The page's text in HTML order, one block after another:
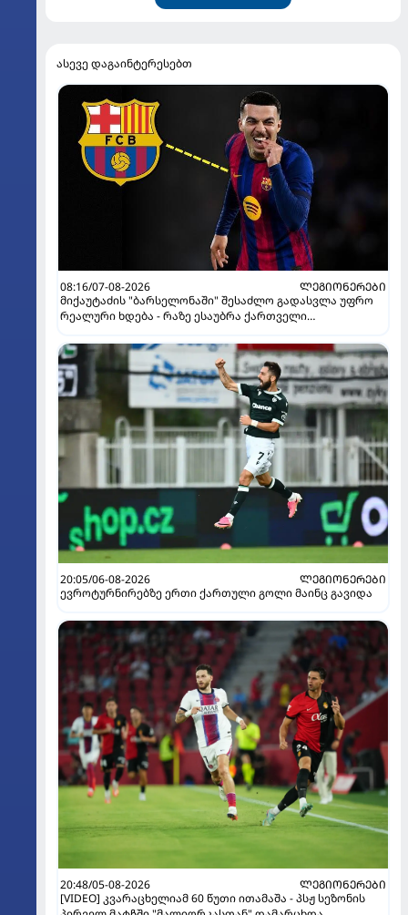
ასევე დაგაინტერესებთ
08:16/07-08-2026
ᲚᲔᲒᲘᲝᲜᲔᲠᲔᲑᲘ
მიქაუტაძის "ბარსელონაში" შესაძლო გადასვლა უფრო
რეალური ხდება - რაზე ესაუბრა ქართველი
20:05/06-08-2026
ᲚᲔᲒᲘᲝᲜᲔᲠᲔᲑᲘ
ევროტურნირებზე ერთი ქართული გოლი მაინც გავიდა
20:48/05-08-2026
ᲚᲔᲒᲘᲝᲜᲔᲠᲔᲑᲘ
[VIDEO] კვარაცხელიამ 60 წუთი ითამაშა - პსჟ სეზონის